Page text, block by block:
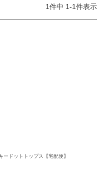
1件中 1-1件表示
ードットトップス【宅配便】